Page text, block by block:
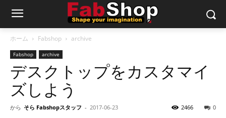
ホーム Fabshop archive
Fabshop archive
デスクトップをカスタマイ
ズしよう
から そら Fabshopスタッフ - 2017-06-23 0
2466